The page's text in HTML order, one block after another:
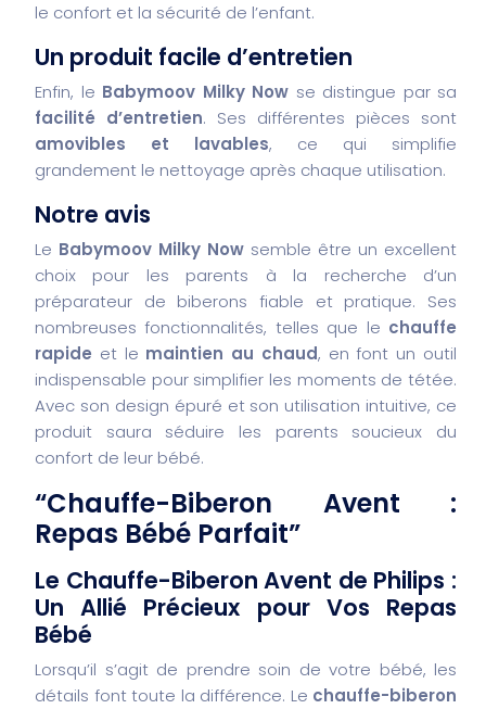
le confort et la sécurité de l’enfant.
Un produit facile d’entretien
Enfin, le Babymoov Milky Now se distingue par sa
facilité d’entretien. Ses différentes pièces sont
amovibles et lavables, ce qui simplifie
grandement le nettoyage après chaque utilisation.
Notre avis
Le Babymoov Milky Now semble être un excellent
choix pour les parents à la recherche d’un
préparateur de biberons fiable et pratique. Ses
nombreuses fonctionnalités, telles que le chauffe
rapide et le maintien au chaud, en font un outil
indispensable pour simplifier les moments de tétée.
Avec son design épuré et son utilisation intuitive, ce
produit saura séduire les parents soucieux du
confort de leur bébé.
“Chauffe-Biberon Avent :
Repas Bébé Parfait”
Le Chauffe-Biberon Avent de Philips :
Un Allié Précieux pour Vos Repas
Bébé
Lorsqu’il s’agit de prendre soin de votre bébé, les
détails font toute la différence. Le chauffe-biberon